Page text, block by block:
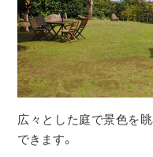
広々とした庭で景色を
できます。